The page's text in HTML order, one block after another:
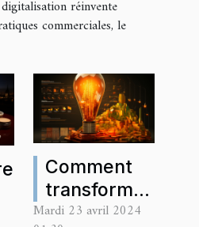
réinvente
commerciales, le
Comment
transformer
une idée en
Mardi 23 avril 2024